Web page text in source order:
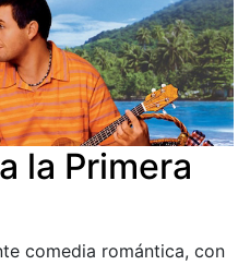
la Primera
comedia romántica, con